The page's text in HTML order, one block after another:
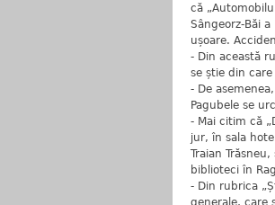
că
Sângeorz-Băi
ușoare.
- Din această
se știe din
- De
Pagubele se
- Mai citim că
jur, în sala
Traian
biblioteci în
- Din rubrica
generale, care